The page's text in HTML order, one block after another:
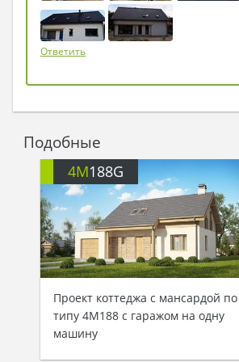
Ответить
Подобные
4M188G
Проект коттеджа с мансардой по
типу 4M188 с гаражом на одну
машину